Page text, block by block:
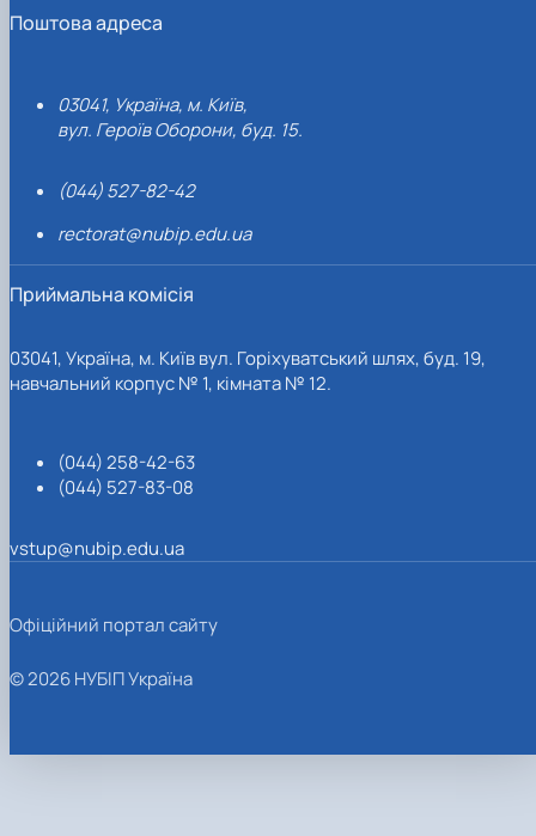
Поштова адреса
03041, Україна, м. Київ,
вул. Героїв Оборони, буд. 15.
(044) 527-82-42
rectorat@nubip.edu.ua
Приймальна комісія
03041, Україна, м. Київ вул. Горіхуватський шлях, буд. 19,
навчальний корпус № 1, кімната № 12.
(044) 258-42-63
(044) 527-83-08
vstup@nubip.edu.ua
Офіційний портал сайту
© 2026 НУБІП Україна